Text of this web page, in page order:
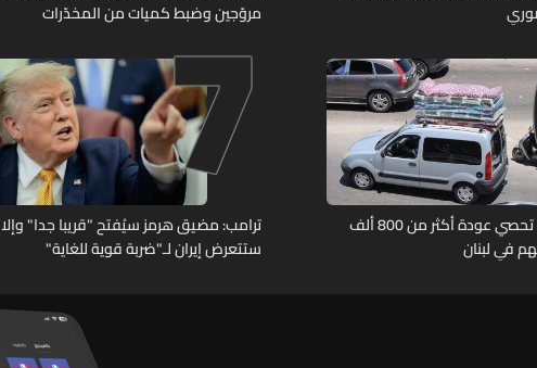
مروّجين وضبط كميات من المخدّرات
الأمم المتحدة تحصي عودة أكثر من 800 ألف
في لبنان
7
ترامب: مضيق هرمز سيُفتح "قريبا جدا" وإلا
ستتعرض إيران لـ"ضربة قوية للغاية"